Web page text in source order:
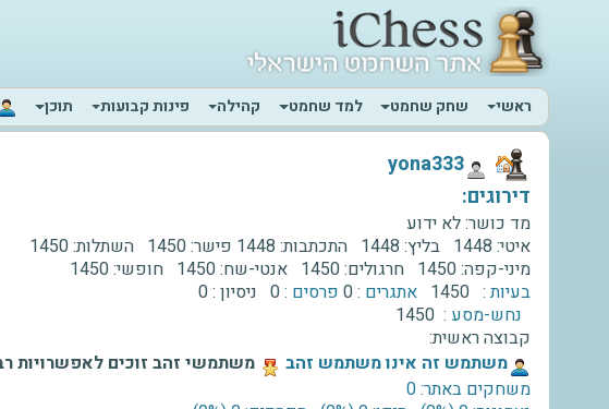
ראשי
שחק שחמט למד שחמט קהילה פינות קבועות תוכן
‫yona333‬
דירוגים:
מד כושר:לא ידוע
איטי: 1448 בליץ: 1448 התכתבות: 1448 פישר:1450 השתלות:1450
מיני-קפה:1450 חרגולים:1450 אנטי-שח:1450 חופשי:1450
בעיות : 1450 אתגרים :0 פרסים :0 ניסיון :0
נחש-מסע : 1450
קבוצה ראשית:
‫משתמש זה אינו משתמש זהב‬
משתמשי זהב זוכים לאפשרויות
משחקים באתר: 0